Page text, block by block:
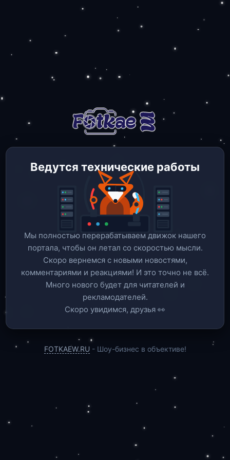
Ведутся технические работы
Мы полностью перерабатываем движок нашего
портала, чтобы он летал со скоростью мысли.
Скоро вернемся c новыми новостями,
комментариями и реакциями! И это точно не всё.
Много нового будет для читателей и
рекламодателей.
Скоро увидимся, друзья 👀
FOTKAEW.RU - Шоу-бизнес в объективе!